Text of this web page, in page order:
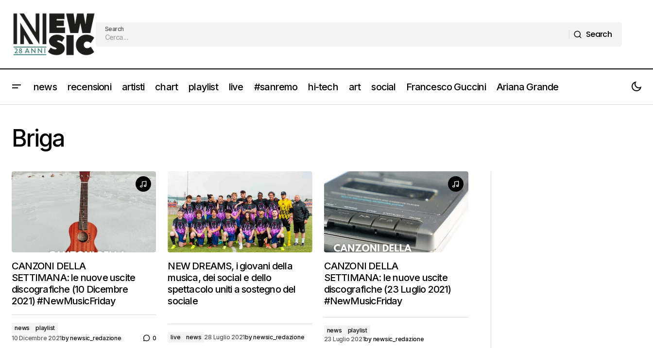
Search
Search
news recensioni artisti chart playlist live #sanremo hi-tech art social Francesco Guccini Ariana Grande
Briga
CANZONI DELLA
SETTIMANA: le nuove uscite
discografiche (10 Dicembre
2021) #NewMusicFriday
news
playlist
10 Dicembre 2021bynewsic_redazione 0
NEW DREAMS, i giovani della
musica, dei social e dello
spettacolo uniti a sostegno del
sociale
live news 28 Luglio 2021bynewsic_redazione
CANZONI DELLA
SETTIMANA: le nuove uscite
discografiche (23 Luglio 2021)
#NewMusicFriday
news
playlist
23 Luglio 2021by newsic_redazione